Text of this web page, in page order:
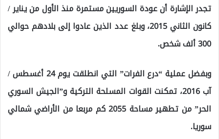
تجدر الإشارة أن عودة السوريين مستمرة منذ الأول من يناير /
كانون الثاني 2015، وبلغ عدد الذين عادوا إلى بلادهم حوالي
300 ألف شخص.
وبفضل عملية “درع الفرات” التي انطلقت يوم 24 أغسطس /
آب 2016، تمكنت القوات المسلحة التركية و”الجيش السوري
الحر” من تطهير مساحة 2055 كم مربعا من الأراضي شمالي
سوريا.